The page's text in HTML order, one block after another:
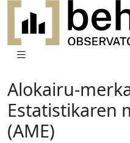
Alokairu-
Estatistikaren
(AME)